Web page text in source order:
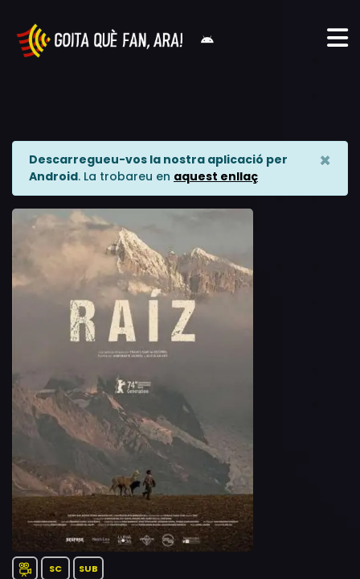
Descarregueu-vos la nostra aplicació per
Android. La trobareu en aquest enllaç
×
SC SUB